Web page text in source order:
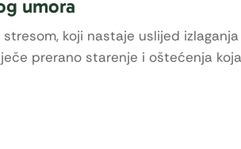
umora
koji nastaje uslijed
prerano starenje i oštećenja